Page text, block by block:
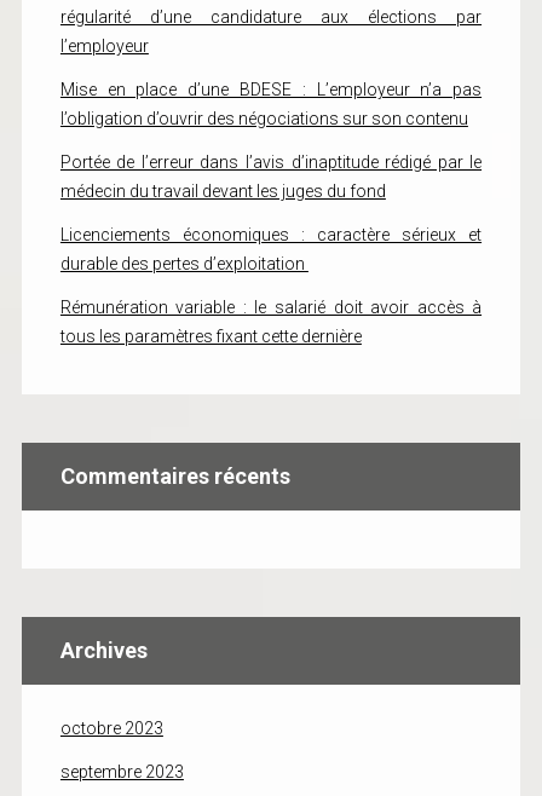
régularité d’une candidature aux élections par
l’employeur
Mise en place d’une BDESE : L’employeur n’a pas
l’obligation d’ouvrir des négociations sur son contenu
Portée de l’erreur dans l’avis d’inaptitude rédigé par le
médecin du travail devant les juges du fond
Licenciements économiques : caractère sérieux et
durable des pertes d’exploitation
Rémunération variable : le salarié doit avoir accès à
tous les paramètres fixant cette dernière
Commentaires récents
Archives
octobre 2023
septembre 2023